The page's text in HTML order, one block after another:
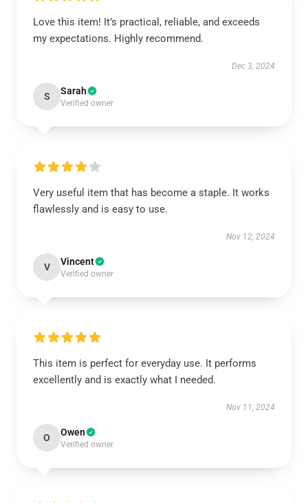
Love this item! It’s practical, reliable, and exceeds
my expectations. Highly recommend.
Dec 3, 2024
S Sarah
Verified owner
Very useful item that has become a staple. It works
flawlessly and is easy to use.
Nov 12, 2024
V Vincent
Verified owner
This item is perfect for everyday use. It performs
excellently and is exactly what I needed.
Nov 11, 2024
O Owen
Verified owner